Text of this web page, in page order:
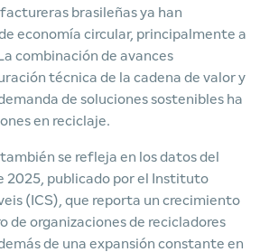
brasileñas ya han
economía circular, principalmente a
combinación de avances
técnica de la cadena de valor y
de soluciones sostenibles ha
en reciclaje.
se refleja en los datos del
2025, publicado por el Instituto
(ICS), que reporta un crecimiento
de organizaciones de recicladores
de una expansión constante en